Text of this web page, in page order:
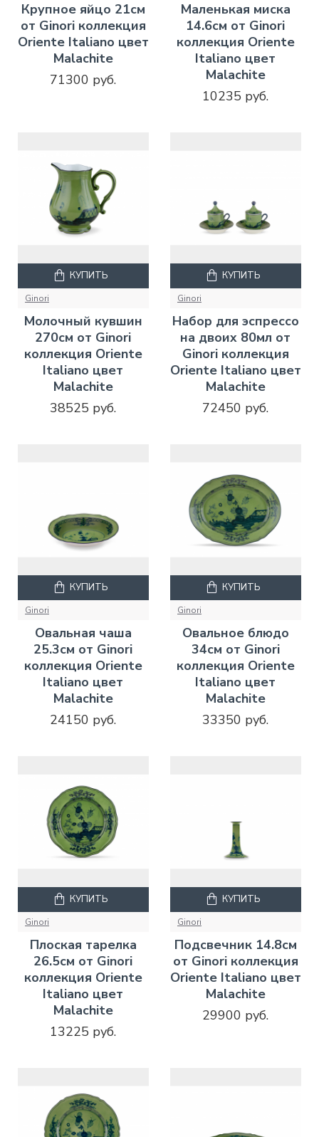
Крупное яйцо 21см
от Ginori коллекция
Oriente Italiano цвет
Malachite
71300 руб.
Маленькая миска
14.6см от Ginori
коллекция Oriente
Italiano цвет
Malachite
10235 руб.
Ginori
Молочный кувшин
270см от Ginori
коллекция Oriente
Italiano цвет
Malachite
38525 руб.
КУПИТЬ
Ginori
Набор для эспрессо
на двоих 80мл от
Ginori коллекция
Oriente Italiano цвет
Malachite
72450 руб.
КУПИТЬ
Ginori
Овальная чаша
25.3см от Ginori
коллекция Oriente
Italiano цвет
Malachite
24150 руб.
КУПИТЬ
Ginori
Овальное блюдо
34см от Ginori
коллекция Oriente
Italiano цвет
Malachite
33350 руб.
КУПИТЬ
Ginori
Плоская тарелка
26.5см от Ginori
коллекция Oriente
Italiano цвет
Malachite
13225 руб.
КУПИТЬ
Ginori
Подсвечник 14.8см
от Ginori коллекция
Oriente Italiano цвет
Malachite
29900 руб.
КУПИТЬ